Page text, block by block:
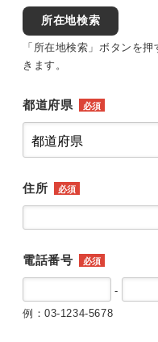
所在地検索
「所在地検索」ボタンを
きます。
都道府県 必須
住所 必須
電話番号 必須
-
例：03-1234-5678